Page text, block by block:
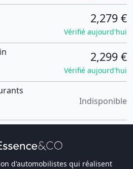
2,279 €
Vérifié aujourd'hui
2,299 €
Vérifié aujourd'hui
Indisponible
d'automobilistes qui réalisent